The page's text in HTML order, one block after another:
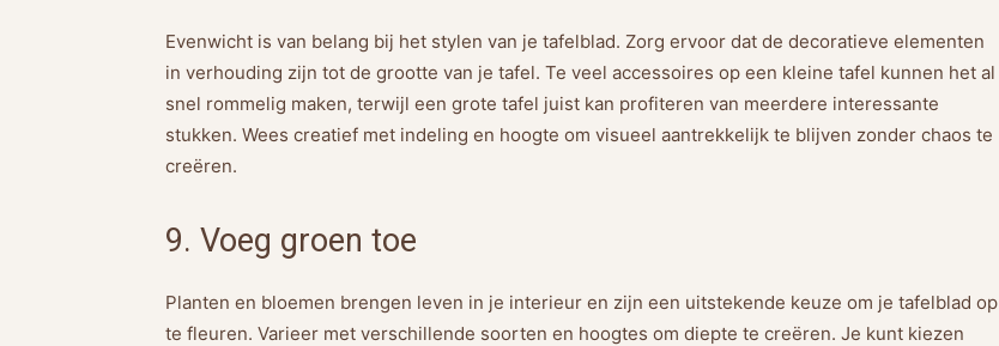
Evenwicht is van belang bij het stylen van je tafelblad. Zorg ervoor dat de decoratieve elementen
in verhouding zijn tot de grootte van je tafel. Te veel accessoires op een kleine tafel kunnen het al
snel rommelig maken, terwijl een grote tafel juist kan profiteren van meerdere interessante
stukken. Wees creatief met indeling en hoogte om visueel aantrekkelijk te blijven zonder chaos te
creëren.
9. Voeg groen toe
Planten en bloemen brengen leven in je interieur en zijn een uitstekende keuze om je tafelblad op
te fleuren. Varieer met verschillende soorten en hoogtes om diepte te creëren. Je kunt kiezen